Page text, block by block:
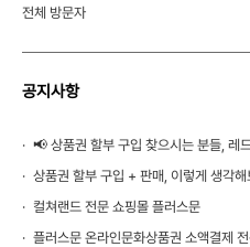
전체 방문자
공지사항
상품권 할부 구입 + 판매, 이렇게 생각
컬쳐랜드 전문 쇼핑몰 플러스문
플러스문 온라인문화상품권 소액결제